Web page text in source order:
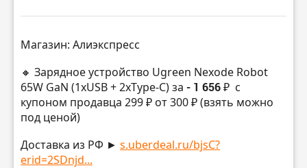
Магазин: Алиэкспресс
🔸 Зарядное устройство Ugreen Nexode Robot
65W GaN (1хUSB + 2xType-C) за - 1 656 ₽ с
купоном продавца 299 ₽ от 300 ₽ (взять можно
под ценой)
Доставка из РФ ► s.uberdeal.ru/bjsC?
erid=2SDnjd...